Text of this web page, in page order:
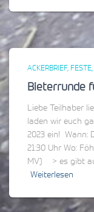
ACKERBRIEF FESTE
Bieterrunde
Liebe Teilhaber
laden wir euch
2023 ein! Wann:
21:30 Uhr Wo:
MV) > es gibt
Weiterlesen